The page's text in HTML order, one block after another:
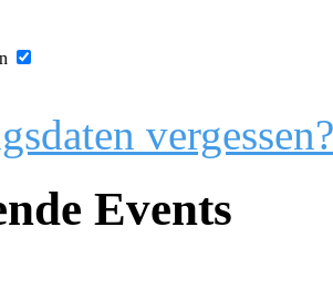
vergessen?
Events